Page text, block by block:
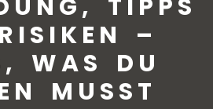
TIPPS
–
WAS DU
MUSST